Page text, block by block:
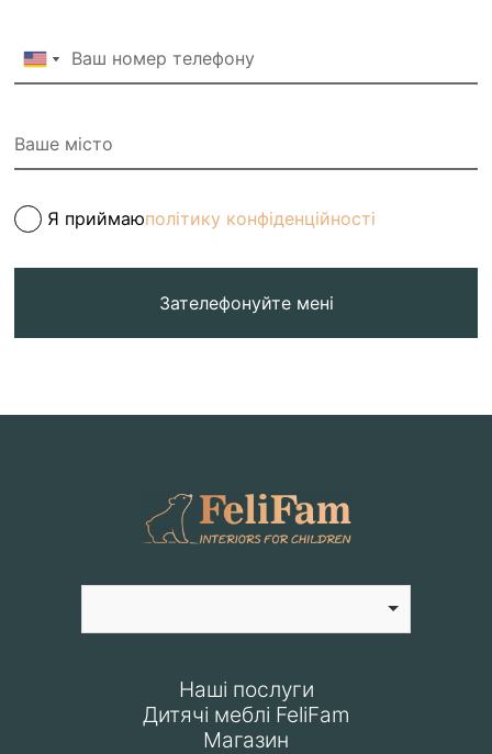
Я приймаюполітику конфіденційності
Зателефонуйте мені
Наші послуги
Дитячі меблі FeliFam
Магазин